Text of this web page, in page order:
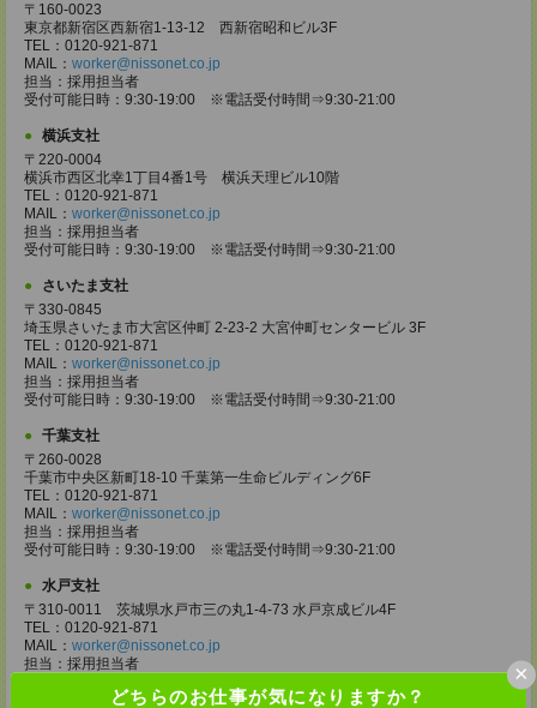
どちらのお仕事が気になりますか？
×
〒160-0023
東京都新宿区西新宿1-13-12 西新宿昭和ビル3F
TEL：0120-921-871
MAIL： worker@nissonet.co.jp
担当：採用担当者
受付可能日時：9:30-19:00 ※電話受付時間⇒9:30-21:00
横浜支社
〒220-0004
横浜市西区北幸1丁目4番1号 横浜天理ビル10階
TEL：0120-921-871
MAIL： worker@nissonet.co.jp
担当：採用担当者
受付可能日時：9:30-19:00 ※電話受付時間⇒9:30-21:00
さいたま支社
〒330-0845
埼玉県さいたま市大宮区仲町 2-23-2 大宮仲町センタービル 3F
TEL：0120-921-871
MAIL： worker@nissonet.co.jp
担当：採用担当者
受付可能日時：9:30-19:00 ※電話受付時間⇒9:30-21:00
千葉支社
〒260-0028
千葉市中央区新町18-10 千葉第一生命ビルディング6F
TEL：0120-921-871
MAIL： worker@nissonet.co.jp
担当：採用担当者
受付可能日時：9:30-19:00 ※電話受付時間⇒9:30-21:00
水戸支社
〒310-0011 茨城県水戸市三の丸1-4-73 水戸京成ビル4F
TEL：0120-921-871
MAIL： worker@nissonet.co.jp
担当：採用担当者